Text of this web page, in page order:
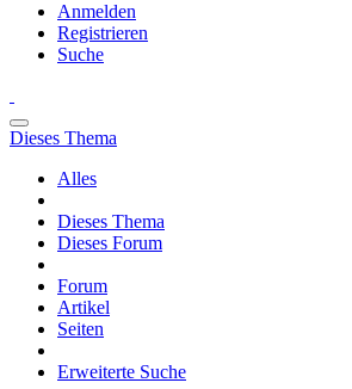
Anmelden
Registrieren
Suche
Dieses Thema
Alles
Dieses Thema
Dieses Forum
Forum
Artikel
Seiten
Erweiterte Suche